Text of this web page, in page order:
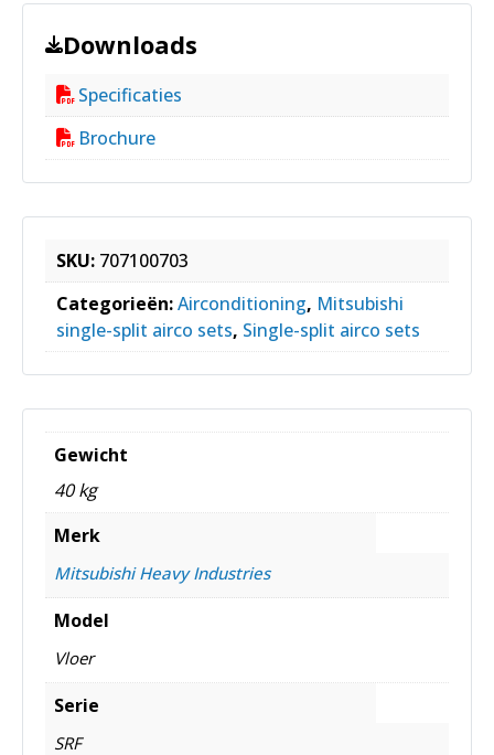
Downloads
Specificaties
Brochure
SKU: 707100703
Categorieën:Airconditioning, Mitsubishi
single-split airco sets, Single-split airco sets
Gewicht
40 kg
Merk
Mitsubishi Heavy Industries
Model
Vloer
Serie
SRF